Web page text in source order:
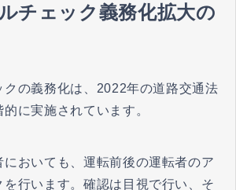
チェック義務化拡大の
クの義務化は、2022年の道路交通法
に実施されています。
においても、運転前後の運転者のア
を行います。確認は目視で行い、そ